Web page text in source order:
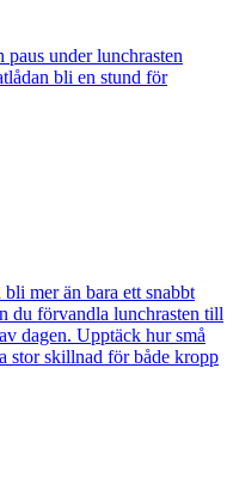
under lunchrasten
bli en stund för
mer än bara ett snabbt
du förvandla lunchrasten till
dagen. Upptäck hur små
stor skillnad för både kropp